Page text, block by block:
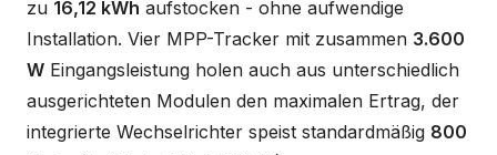
zu 16,12 kWh aufstocken - ohne aufwendige
Installation. Vier MPP-Tracker mit zusammen 3.600
W Eingangsleistung holen auch aus unterschiedlich
ausgerichteten Modulen den maximalen Ertrag, der
integrierte Wechselrichter speist standardmäßig 800